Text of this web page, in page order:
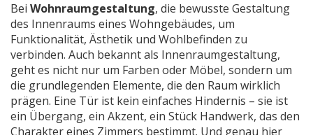
Bei Wohnraumgestaltung, die bewusste Gestaltung
des Innenraums eines Wohngebäudes, um
Funktionalität, Ästhetik und Wohlbefinden zu
verbinden. Auch bekannt als Innenraumgestaltung,
geht es nicht nur um Farben oder Möbel, sondern um
die grundlegenden Elemente, die den Raum wirklich
prägen. Eine Tür ist kein einfaches Hindernis – sie ist
ein Übergang, ein Akzent, ein Stück Handwerk, das den
Charakter eines Zimmers bestimmt. Und genau hier